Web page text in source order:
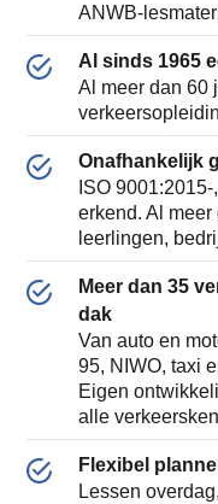
ANWB-
Al sinds 1965
Al meer dan 60
Onafhankelijk
ISO
erkend. Al
leerlingen,
Meer dan 35
dak
Van auto en
95, NIWO, taxi
Eigen
alle
Flexibel
Lessen